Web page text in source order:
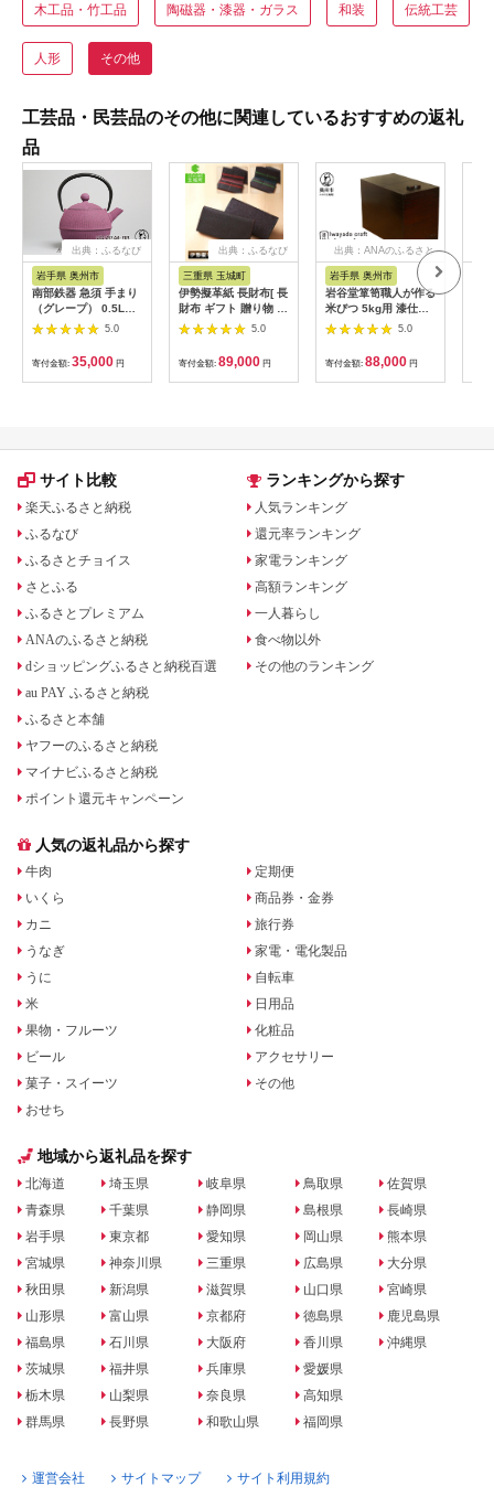
木工品・竹工品 陶磁器・漆器・ガラス 和装 伝統工芸
人形 その他
工芸品・民芸品のその他に関連しているおすすめの返礼
品
出典：ふるなび
岩手県 奥州市
南部鉄器 急須 手まり
（グレープ） 0.5L
【及春鋳造所 作】 伝
統工芸品 キッチン用
品 食器 日用品 雑貨
[Y0023]
5.0
寄付金額: 35,000 円
出典：ふるなび
三重県 玉城町
伊勢擬革紙 長財布[ 長
財布 ギフト 贈り物 お
祝い 擬革紙 和紙 伝統
工芸 伊勢 三重県 黄緑
朱 200mm×18mm 参
宮ブランド擬革紙の会
玉城町]
5.0
寄付金額: 89,000 円
出典：ANAのふるさと
納税
岩手県 奥州市
岩谷堂箪笥職人が作る
米びつ 5kg用 漆仕上
げ Iwayado craft 伝
統工芸品 和家具 イン
テリア 日本製（岩手
県奥州市産） 米櫃
[AF004]
5.0
寄付金額: 88,000 円
【
サイト比較
楽天ふるさと納税
ふるなび
ふるさとチョイス
さとふる
ふるさとプレミアム
ANAのふるさと納税
dショッピングふるさと納税百選
au PAY ふるさと納税
ふるさと本舗
ヤフーのふるさと納税
マイナビふるさと納税
ポイント還元キャンペーン
ランキングから探す
人気ランキング
還元率ランキング
家電ランキング
高額ランキング
一人暮らし
食べ物以外
その他のランキング
人気の返礼品から探す
牛肉
いくら
カニ
うなぎ
うに
米
果物・フルーツ
ビール
菓子・スイーツ
おせち
定期便
商品券・金券
旅行券
家電・電化製品
自転車
日用品
化粧品
アクセサリー
その他
地域から返礼品を探す
北海道
青森県
岩手県
宮城県
秋田県
山形県
福島県
茨城県
栃木県
群馬県
埼玉県
千葉県
東京都
神奈川県
新潟県
富山県
石川県
福井県
山梨県
長野県
岐阜県
静岡県
愛知県
三重県
滋賀県
京都府
大阪府
兵庫県
奈良県
和歌山県
鳥取県
島根県
岡山県
広島県
山口県
徳島県
香川県
愛媛県
高知県
福岡県
佐賀県
長崎県
熊本県
大分県
宮崎県
鹿児島県
沖縄県
運営会社 サイトマップ サイト利用規約